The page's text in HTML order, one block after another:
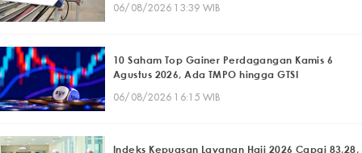
06/08/2026 13:39 WIB
10 Saham Top Gainer Perdagangan Kamis 6
Agustus 2026, Ada TMPO hingga GTSI
06/08/2026 16:15 WIB
Indeks Kepuasan Layanan Haji 2026 Capai 83,28,